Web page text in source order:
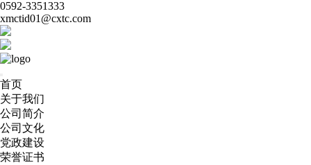
0592-3351333
xmctid01@cxtc.com
首页
关于我们
公司简介
公司文化
党政建设
荣誉证书